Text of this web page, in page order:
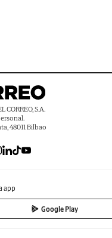
CORREO, S.A.
48011 Bilbao
app
Google Play